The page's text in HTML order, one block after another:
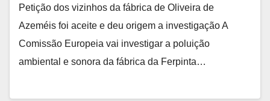
Petição dos vizinhos da fábrica de Oliveira de
Azeméis foi aceite e deu origem a investigação A
Comissão Europeia vai investigar a poluição
ambiental e sonora da fábrica da Ferpinta…